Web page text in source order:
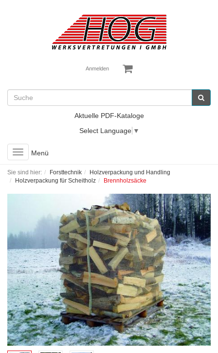
Anmelden
Aktuelle PDF-Kataloge
Select Language ▼
Toggle
navigation
Menü
Sie sind hier: Forsttechnik
Holzverpackung und Handling
Holzverpackung für Scheitholz
Brennholzsäcke